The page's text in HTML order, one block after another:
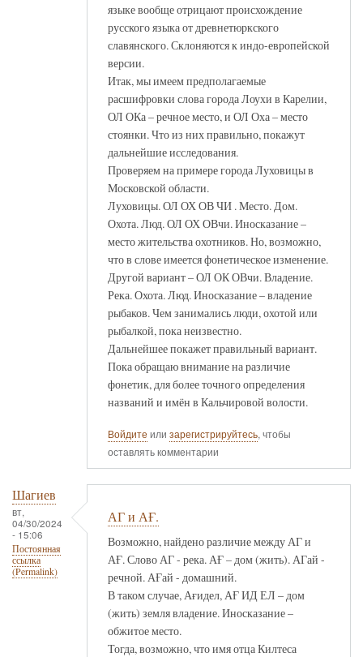
языке вообще отрицают происхождение
русского языка от древнетюркского
славянского. Склоняются к индо-европейской
версии.
Итак, мы имеем предполагаемые
расшифровки слова города Лоухи в Карелии,
ОЛ ОКа – речное место, и ОЛ Оха – место
стоянки. Что из них правильно, покажут
дальнейшие исследования.
Проверяем на примере города Луховицы в
Московской области.
Луховицы. ОЛ ОХ ОВ ЧИ . Место. Дом.
Охота. Люд. ОЛ ОХ ОВчи. Иносказание –
место жительства охотников. Но, возможно,
что в слове имеется фонетическое изменение.
Другой вариант – ОЛ ОК ОВчи. Владение.
Река. Охота. Люд. Иносказание – владение
рыбаков. Чем занимались люди, охотой или
рыбалкой, пока неизвестно.
Дальнейшее покажет правильный вариант.
Пока обращаю внимание на различие
фонетик, для более точного определения
названий и имён в Кальчировой волости.
Войдите или зарегистрируйтесь, чтобы
оставлять комментарии
Шагиев
вт,
04/30/2024
- 15:06
Постоянная
ссылка
(Permalink)
АГ и АҒ.
Возможно, найдено различие между АГ и
АҒ. Слово АГ - река. АҒ – дом (жить). АГай -
речной. АҒай - домашний.
В таком случае, Ағидел, АҒ ИД ЕЛ – дом
(жить) земля владение. Иносказание –
обжитое место.
Тогда, возможно, что имя отца Килтеса